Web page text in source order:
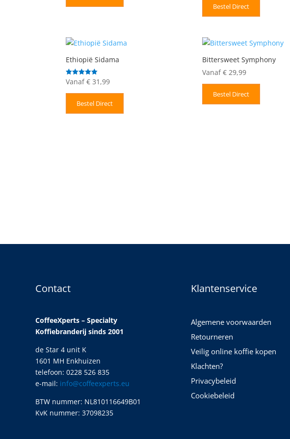
Bestel Direct
Ethiopië Sidama
Gewaardeerd
5.00
uit 5
Vanaf € 31,99
Bestel Direct
Bittersweet Symphony
Vanaf € 29,99
Bestel Direct
Contact
CoffeeXperts – Specialty
Koffiebranderij sinds 2001
de Star 4 unit K
1601 MH Enkhuizen
telefoon: 0228 526 835
e-mail: info@coffeexperts.eu
BTW nummer: NL810116649B01
KvK nummer: 37098235
Klantenservice
Algemene voorwaarden
Retourneren
Veilig online koffie kopen
Klachten?
Privacybeleid
Cookiebeleid